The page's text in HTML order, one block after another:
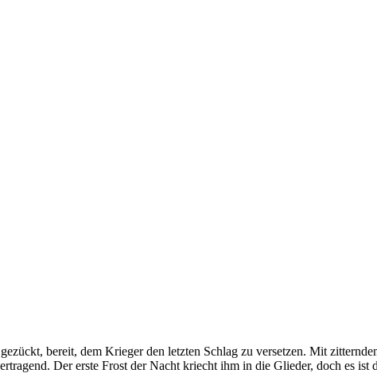
bereit, dem Krieger den letzten Schlag zu versetzen. Mit
Der erste Frost der Nacht kriecht ihm in die Glieder, doch es ist